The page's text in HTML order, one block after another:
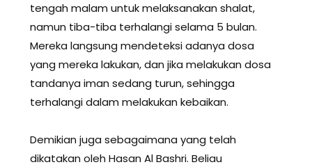
tengah malam untuk melaksanakan shalat,
namun tiba-tiba terhalangi selama 5 bulan.
Mereka langsung mendeteksi adanya dosa
yang mereka lakukan, dan jika melakukan dosa
tandanya iman sedang turun, sehingga
terhalangi dalam melakukan kebaikan.
Demikian juga sebagaimana yang telah
dikatakan oleh Hasan Al Bashri. Beliau